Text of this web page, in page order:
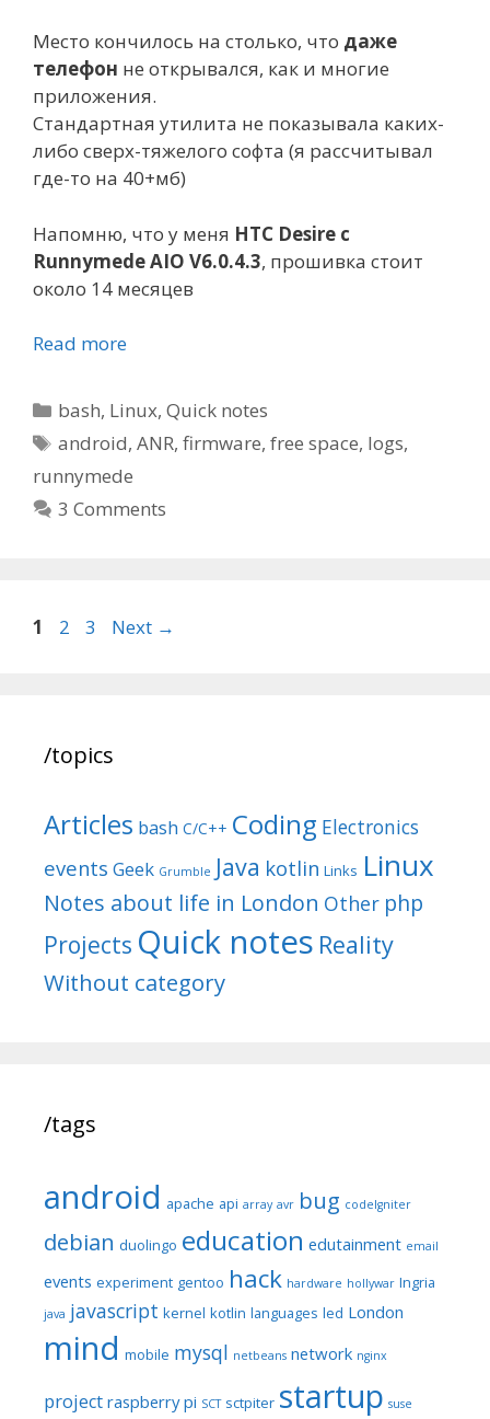
Место кончилось на столько, что даже
телефон не открывался, как и многие
приложения.
Стандартная утилита не показывала каких-
либо сверх-тяжелого софта (я рассчитывал
где-то на 40+мб)
Напомню, что у меня HTC Desire с
Runnymede AIO V6.0.4.3, прошивка стоит
около 14 месяцев
Read more
Categories
bash, Linux,Quick notes
Tags
android,ANR,firmware,free space, logs,
runnymede
3 Comments
Post
Page
1 Page
2 Page
3 Next →
/topics
Articles bash C/C++ Coding Electronics
events Geek Grumble Java kotlin Links Linux
Notes about life in London Other php
Projects Quick notes Reality
Without category
/tags
android apache api array avr bug codeIgniter
debian duolingo education edutainment email
events experiment gentoo hack hardware hollywar Ingria
java javascript kernel kotlin languages led London
mind mobile mysql netbeans network nginx
project raspberry pi SCT sctpiter startup suse